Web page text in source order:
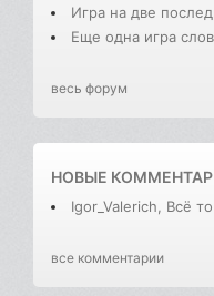
Игра на две
Еще одна игра
весь форум
НОВЫЕ
Igor_Valerich, Всё
все комментарии